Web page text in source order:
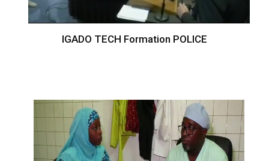
IGADO TECH Formation POLICE